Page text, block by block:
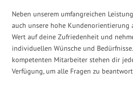
Neben unserem umfangreichen
auch unsere hohe Kundenorientierung
Wert auf deine Zufriedenheit und
individuellen Wünsche und
kompetenten Mitarbeiter stehen dir
Verfügung, um alle Fragen zu